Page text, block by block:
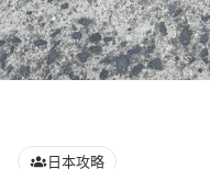
日本攻略